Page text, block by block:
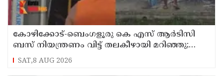
കോഴിക്കോട്-ബെംഗളൂരു കെ എസ് ആര്‍ടിസി
ബസ് നിയന്ത്രണം വിട്ട് തലകീഴായി മറിഞ്ഞു;
ഡ്രൈവര്‍ക്കും കണ്ടക്ടര്‍ക്കും ദാരുണാന്ത്യം
SAT,8 AUG 2026